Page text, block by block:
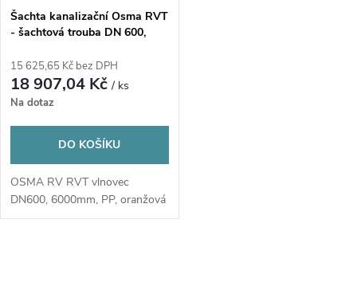
Šachta kanalizační Osma RVT
- šachtová trouba DN 600,
15 625,65 Kč bez DPH
18 907,04 Kč/ ks
Na dotaz
DO KOŠÍKU
OSMA RV RVT vlnovec
DN600, 6000mm, PP, oranžová